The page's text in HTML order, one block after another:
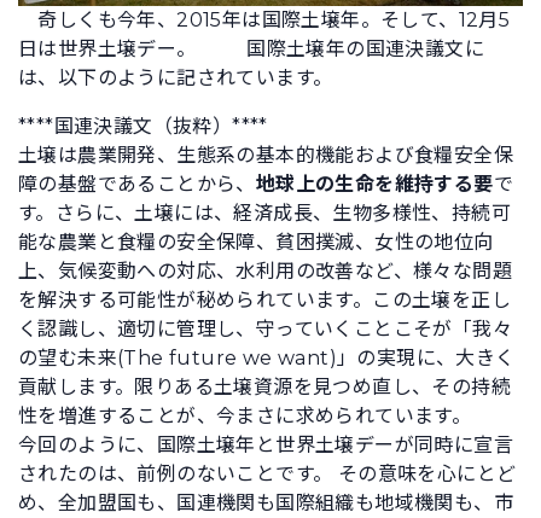
奇しくも今年、2015年は国際土壌年。そして、12月5
日は世界土壌デー。
国際土壌年の国連決議文に
は、以下のように記されています。
****国連決議文（抜粋）****
土壌は農業開発、生態系の基本的機能および食糧安全保
障の基盤であることから、 地球上の生命を維持する要で
す。さらに、土壌には、経済成長、生物多様性、持続可
能な農業と食糧の安全保障、貧困撲滅、女性の地位向
上、気候変動への対応、水利用の改善など、様々な問題
を解決する可能性が秘められています。この土壌を正し
く認識し、適切に管理し、守っていくことこそが「我々
の望む未来(The future we want)」の実現に、大きく
貢献します。限りある土壌資源を見つめ直し、その持続
性を増進することが、今まさに求められています。
今回のように、国際土壌年と世界土壌デーが同時に宣言
されたのは、前例のないことです。 その意味を心にとど
め、全加盟国も、国連機関も国際組織も地域機関も、市